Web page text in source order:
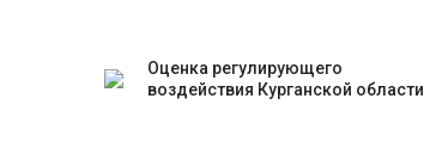
Оценка регулирующего
воздействия Курганской области